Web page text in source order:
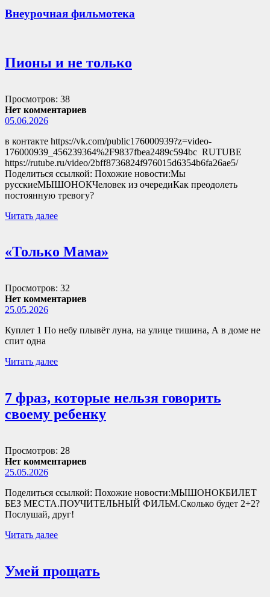
Внеурочная фильмотека
Пионы и не только
Просмотров: 38
Нет комментариев
05.06.2026
в контакте https://vk.com/public176000939?z=video-
176000939_456239364%2F9837fbea2489c594bc RUTUBE
https://rutube.ru/video/2bff8736824f976015d6354b6fa26ae5/
Поделиться ссылкой: Похожие новости:Мы
русскиеМЫШОНОКЧеловек из очередиКак преодолеть
постоянную тревогу?
Читать далее
«Только Мама»
Просмотров: 32
Нет комментариев
25.05.2026
Куплет 1 По небу плывёт луна, на улице тишина, А в доме не
спит одна
Читать далее
7 фраз, которые нельзя говорить
своему ребенку
Просмотров: 28
Нет комментариев
25.05.2026
Поделиться ссылкой: Похожие новости:МЫШОНОКБИЛЕТ
БЕЗ МЕСТА.ПОУЧИТЕЛЬНЫЙ ФИЛЬМ.Сколько будет 2+2?
Послушай, друг!
Читать далее
Умей прощать